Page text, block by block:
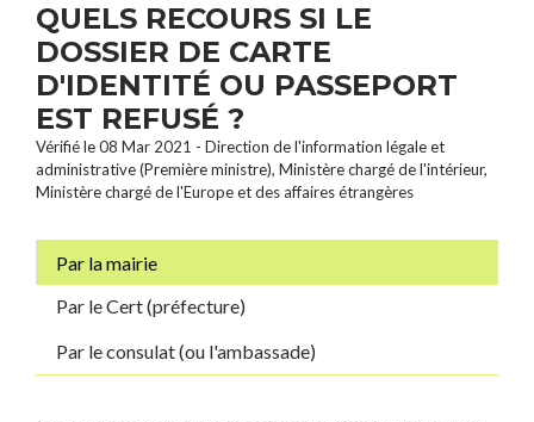
QUELS RECOURS SI LE
DOSSIER DE CARTE
D'IDENTITÉ OU PASSEPORT
EST REFUSÉ ?
Vérifié le 08 Mar 2021 - Direction de l'information légale et
administrative (Première ministre), Ministère chargé de l'intérieur,
Ministère chargé de l'Europe et des affaires étrangères
Par la mairie
Par le Cert (préfecture)
Par le consulat (ou l'ambassade)